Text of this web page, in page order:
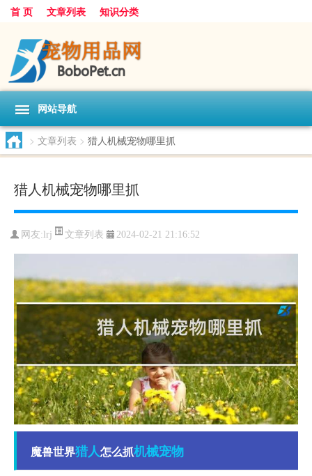
首 页 文章列表 知识分类
网站导航
> 文章列表 > 猎人机械宠物哪里抓
猎人机械宠物哪里抓
网友: lrj 文章列表 2024-02-21 21:16:52
魔兽世界猎人怎么抓机械宠物